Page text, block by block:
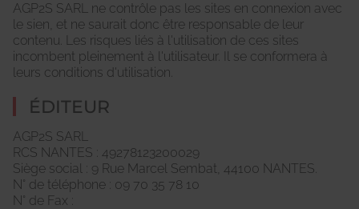
AGP2S SARL ne contrôle pas les sites en connexion avec
le sien, et ne saurait donc être responsable de leur
contenu. Les risques liés à l'utilisation de ces sites
incombent pleinement à l'utilisateur. Il se conformera à
leurs conditions d'utilisation.
ÉDITEUR
AGP2S SARL
RCS NANTES : 49278123200029
Siège social : 9 Rue Marcel Sembat, 44100 NANTES.
N° de téléphone : 09 70 35 78 10
N° de Fax :